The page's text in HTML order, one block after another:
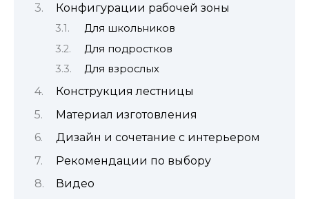
Конфигурации рабочей зоны
Для школьников
Для подростков
Для взрослых
Конструкция лестницы
Материал изготовления
Дизайн и сочетание с интерьером
Рекомендации по выбору
Видео